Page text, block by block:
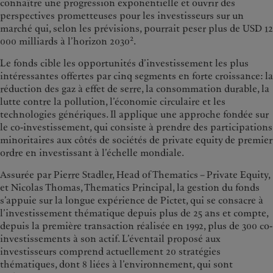
connaître une progression exponentielle et ouvrir des
perspectives prometteuses pour les investisseurs sur un
marché qui, selon les prévisions, pourrait peser plus de USD 12
000 milliards à l’horizon 20302.
Le fonds cible les opportunités d’investissement les plus
intéressantes offertes par cinq segments en forte croissance: la
réduction des gaz à effet de serre, la consommation durable, la
lutte contre la pollution, l’économie circulaire et les
technologies génériques. Il applique une approche fondée sur
le co-investissement, qui consiste à prendre des participations
minoritaires aux côtés de sociétés de private equity de premier
ordre en investissant à l’échelle mondiale.
Assurée par Pierre Stadler, Head of Thematics – Private Equity,
et Nicolas Thomas, Thematics Principal, la gestion du fonds
s’appuie sur la longue expérience de Pictet, qui se consacre à
l’investissement thématique depuis plus de 25 ans et compte,
depuis la première transaction réalisée en 1992, plus de 300 co-
investissements à son actif. L’éventail proposé aux
investisseurs comprend actuellement 20 stratégies
thématiques, dont 8 liées à l’environnement, qui sont